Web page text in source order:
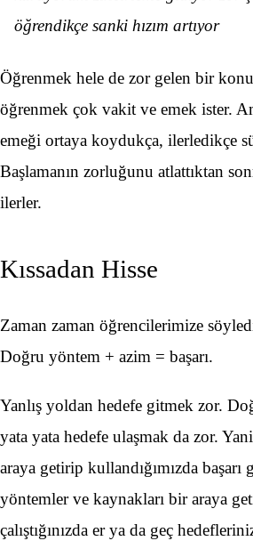
öğrendikçe sanki hızım artıyor
Öğrenmek hele de zor gelen bir
öğrenmek çok vakit ve emek ister.
emeği ortaya koydukça, ilerledikçe
Başlamanın zorluğunu atlattıktan
ilerler.
Kıssadan Hisse
Zaman zaman öğrencilerimize
Doğru yöntem + azim = başarı.
Yanlış yoldan hedefe gitmek zor.
yata yata hedefe ulaşmak da zor.
araya getirip kullandığımızda
yöntemler ve kaynakları bir araya
çalıştığınızda er ya da geç